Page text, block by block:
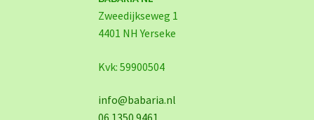
Zweedijkseweg 1
4401 NH Yerseke
Kvk: 59900504
info@babaria.nl